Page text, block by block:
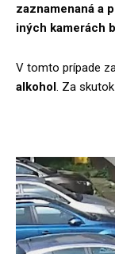
zaznamenaná a
iných kamerách
V tomto prípade
alkohol . Za